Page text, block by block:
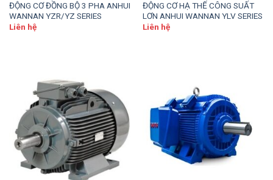
ĐỘNG CƠ ĐỒNG BỘ 3 PHA ANHUI
WANNAN YZR/YZ SERIES
Liên hệ
ĐỘNG CƠ HẠ THẾ CÔNG SUẤT
LƠN ANHUI WANNAN YLV SERIES
Liên hệ